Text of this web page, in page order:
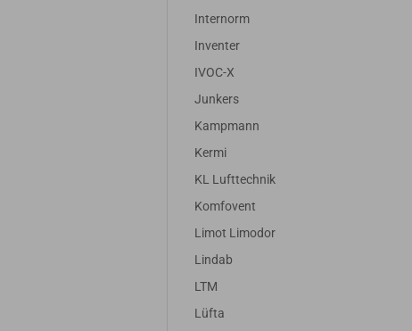
Internorm
Inventer
IVOC-X
Junkers
Kampmann
Kermi
KL Lufttechnik
Komfovent
Limot Limodor
Lindab
LTM
Lüfta